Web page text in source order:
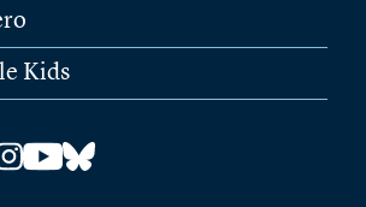
Kids